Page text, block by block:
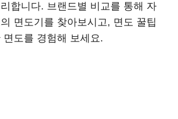
합니다. 브랜드별 비교를 통해 자
면도기를 찾아보시고, 면도 꿀팁
도를 경험해 보세요.